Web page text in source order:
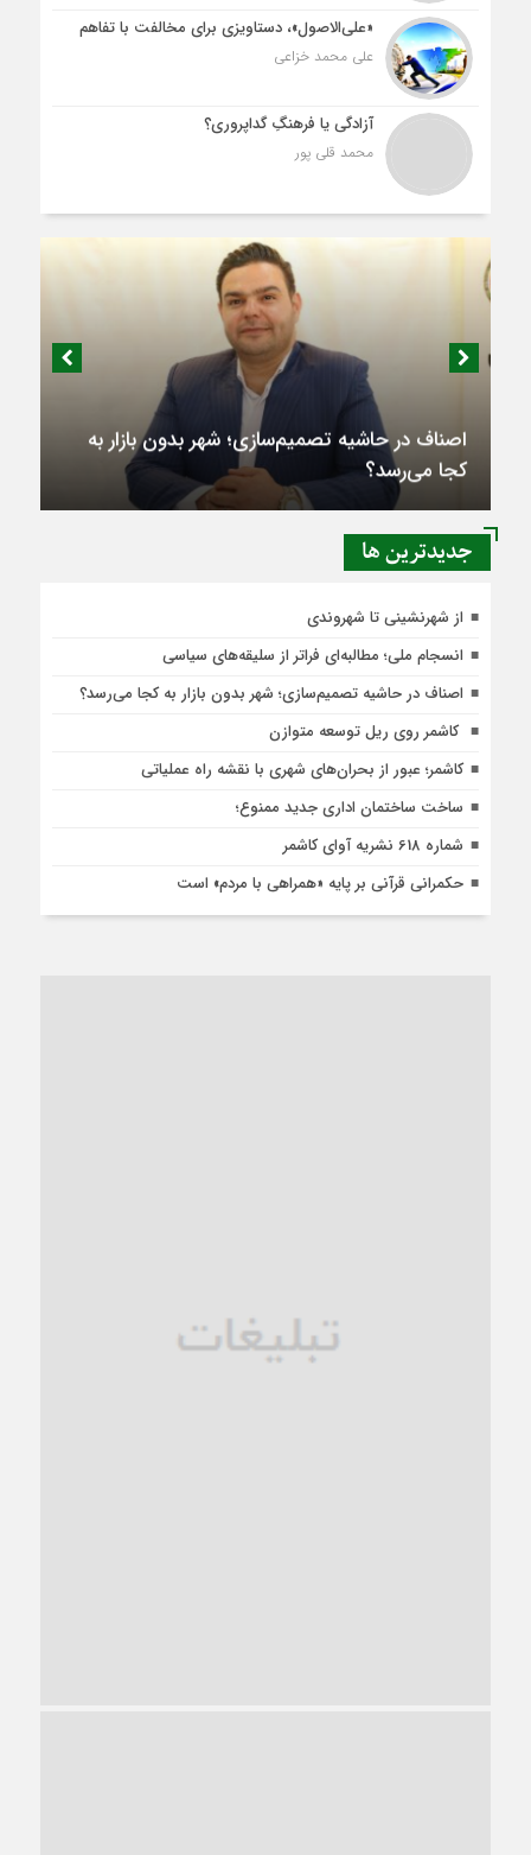
«علی‌الاصول»، دستاویزی برای مخالفت با تفاهم
علی محمد خزاعی
آزادگی یا فرهنگِ گداپروری؟
محمد قلی پور
اصناف در حاشیه تصمیم‌سازی؛ شهر بدون بازار به
کجا می‌رسد؟
جديدترين ها
از شهرنشینی تا شهروندی
انسجام ملی؛ مطالبه‌ای فراتر از سلیقه‌های سیاسی
اصناف در حاشیه تصمیم‌سازی؛ شهر بدون بازار به کجا می‌رسد؟
کاشمر روی ریل توسعه متوازن
کاشمر؛ عبور از بحران‌های شهری با نقشه راه عملیاتی
ساخت ساختمان اداری جدید ممنوع؛
شماره 618 نشریه آوای کاشمر
حکمرانی قرآنی بر پایه «همراهی با مردم» است